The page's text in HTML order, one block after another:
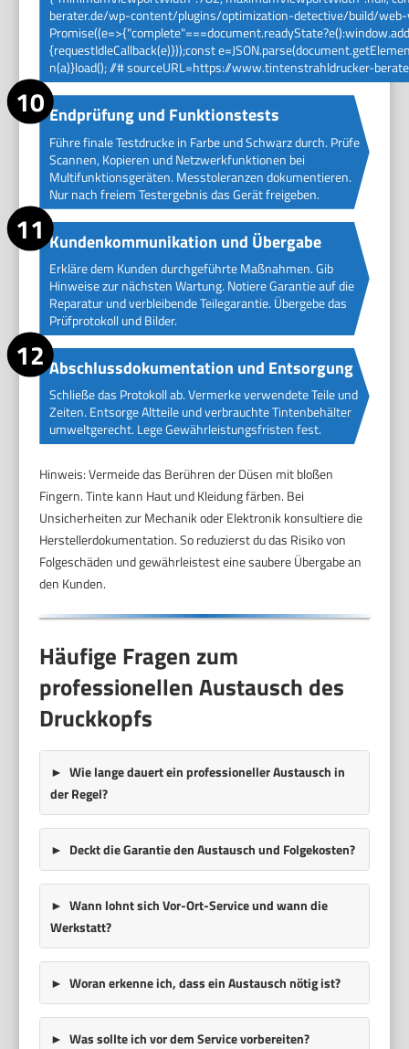
berater.de/wp-content/plugins/optimization-detective/build/web-
{requestIdleCallback(e)}));const
n(a)}load(); //# sourceURL=https://www.tintenstrahldrucker-
Endprüfung und Funktionstests
Führe finale Testdrucke in Farbe und Schwarz durch. Prüfe
Scannen, Kopieren und Netzwerkfunktionen bei
Multifunktionsgeräten. Messtoleranzen dokumentieren.
Nur nach freiem Testergebnis das Gerät freigeben.
Kundenkommunikation und Übergabe
Erkläre dem Kunden durchgeführte Maßnahmen. Gib
Hinweise zur nächsten Wartung. Notiere Garantie auf die
Reparatur und verbleibende Teilegarantie. Übergebe das
Prüfprotokoll und Bilder.
Abschlussdokumentation und Entsorgung
Schließe das Protokoll ab. Vermerke verwendete Teile und
Zeiten. Entsorge Altteile und verbrauchte Tintenbehälter
umweltgerecht. Lege Gewährleistungsfristen fest.
Hinweis: Vermeide das Berühren der Düsen mit bloßen
Fingern. Tinte kann Haut und Kleidung färben. Bei
Unsicherheiten zur Mechanik oder Elektronik konsultiere die
Herstellerdokumentation. So reduzierst du das Risiko von
Folgeschäden und gewährleistest eine saubere Übergabe an
den Kunden.
Häufige Fragen zum
professionellen Austausch des
Druckkopfs
Wie lange dauert ein professioneller Austausch in
der Regel?
Deckt die Garantie den Austausch und Folgekosten?
Wann lohnt sich Vor-Ort-Service und wann die
Werkstatt?
Woran erkenne ich, dass ein Austausch nötig ist?
Was sollte ich vor dem Service vorbereiten?